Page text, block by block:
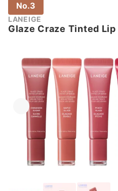
No.3
LANEIGE
Glaze Craze Tinted Lip